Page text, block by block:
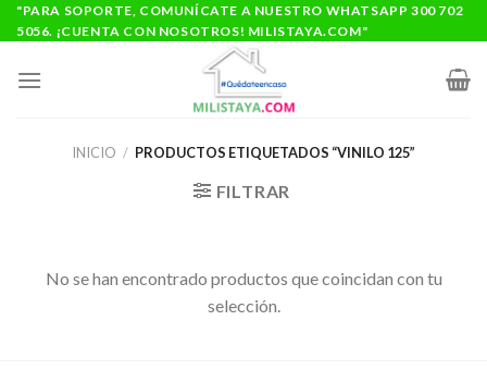
Saltar
al
"PARA SOPORTE, COMUNÍCATE A NUESTRO WHATSAPP 300 702
5056. ¡CUENTA CON NOSOTROS! MILISTAYA.COM"
INICIO / PRODUCTOS ETIQUETADOS “VINILO 125”
FILTRAR
No se han encontrado productos que coincidan con tu
selección.